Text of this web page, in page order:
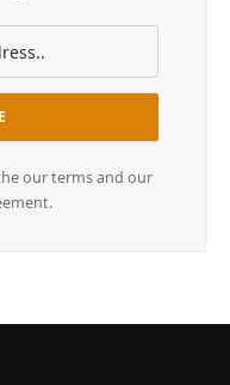
our terms and our